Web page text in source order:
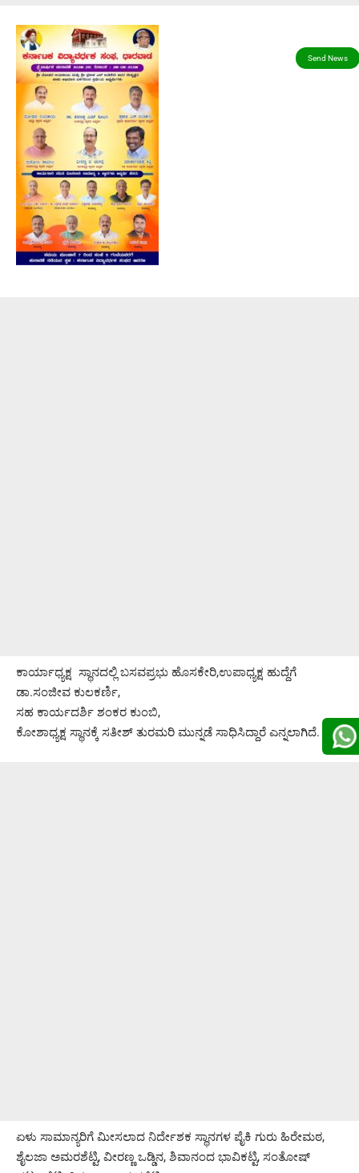
ಕಾರ್ಯಾಧ್ಯಕ್ಷ ಸ್ಥಾನದಲ್ಲಿ ಬಸವಪ್ರಭು ಹೊಸಕೇರಿ,ಉಪಾಧ್ಯಕ್ಷ ಹುದ್ದೆಗೆ
ಡಾ.ಸಂಜೀವ ಕುಲಕರ್ಣಿ,
ಸಹ ಕಾರ್ಯದರ್ಶಿ ಶಂಕರ ಕುಂಬಿ,
ಕೋಶಾಧ್ಯಕ್ಷ ಸ್ಥಾನಕ್ಕೆ ಸತೀಶ್ ತುರಮರಿ ಮುನ್ನಡೆ ಸಾಧಿಸಿದ್ದಾರೆ ಎನ್ನಲಾಗಿದೆ.
ಏಳು ಸಾಮಾನ್ಯರಿಗೆ ಮೀಸಲಾದ ನಿರ್ದೇಶಕ ಸ್ಥಾನಗಳ ಪೈಕಿ ಗುರು ಹಿರೇಮಠ,
ಶೈಲಜಾ ಅಮರಶೆಟ್ಟಿ, ವೀರಣ್ಣ ಒಡ್ಡಿನ, ಶಿವಾನಂದ ಭಾವಿಕಟ್ಟಿ, ಸಂತೋಷ್